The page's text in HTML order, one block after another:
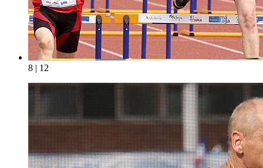
8 | 12